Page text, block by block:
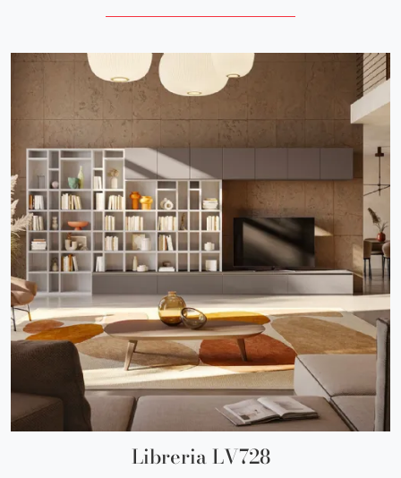
Libreria LV728